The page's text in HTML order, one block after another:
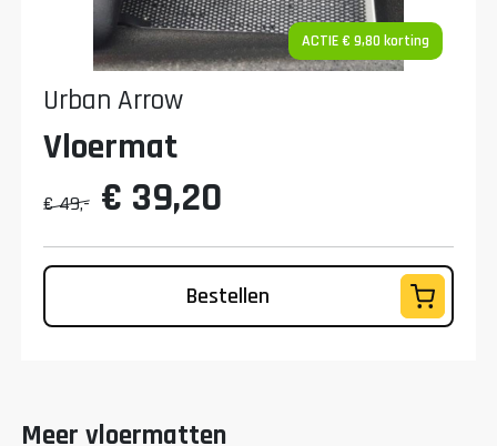
ACTIE € 9,80 korting
Urban Arrow
Vloermat
€ 49,- € 39,20
Bestellen
Meer vloermatten